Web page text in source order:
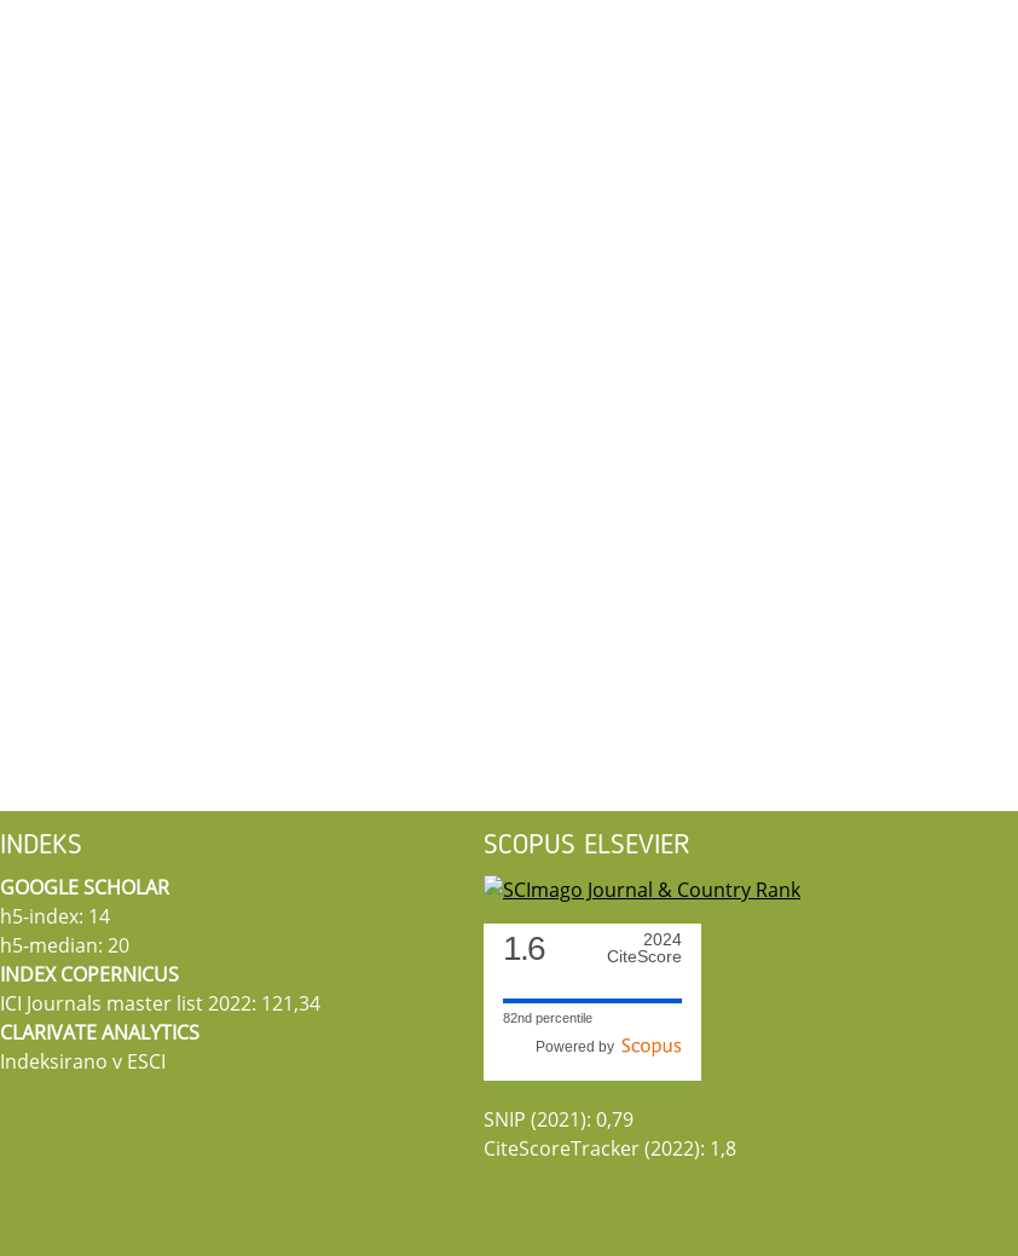
INDEKS
GOOGLE SCHOLAR
h5-index: 14
h5-median: 20
INDEX COPERNICUS
ICI Journals master list 2022: 121,34
CLARIVATE ANALYTICS
Indeksirano v ESCI
SCOPUS ELSEVIER
1.6
2024
CiteScore
82nd percentile
Powered by
SNIP (2021): 0,79
CiteScoreTracker (2022): 1,8